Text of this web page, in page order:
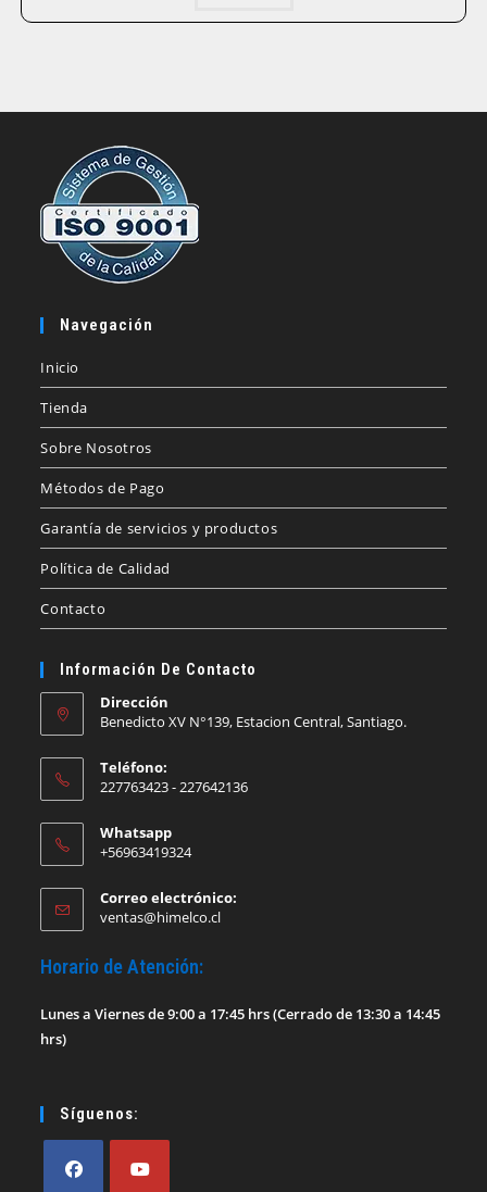
Navegación
Inicio
Tienda
Sobre Nosotros
Métodos de Pago
Garantía de servicios y productos
Política de Calidad
Contacto
Información De Contacto
Dirección
Benedicto XV N°139, Estacion Central, Santiago.
Teléfono:
227763423 - 227642136
Whatsapp
+56963419324
Correo electrónico:
ventas@himelco.clSe
Horario de Atención:
Lunes a Viernes de 9:00 a 17:45 hrs (Cerrado de 13:30 a 14:45
hrs)
Síguenos: